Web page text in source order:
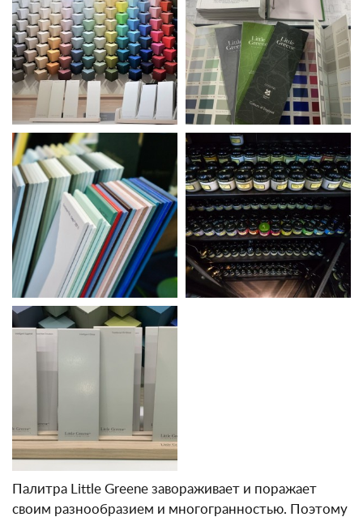
Палитра Little Greene завораживает и поражает
своим разнообразием и многогранностью. Поэтому